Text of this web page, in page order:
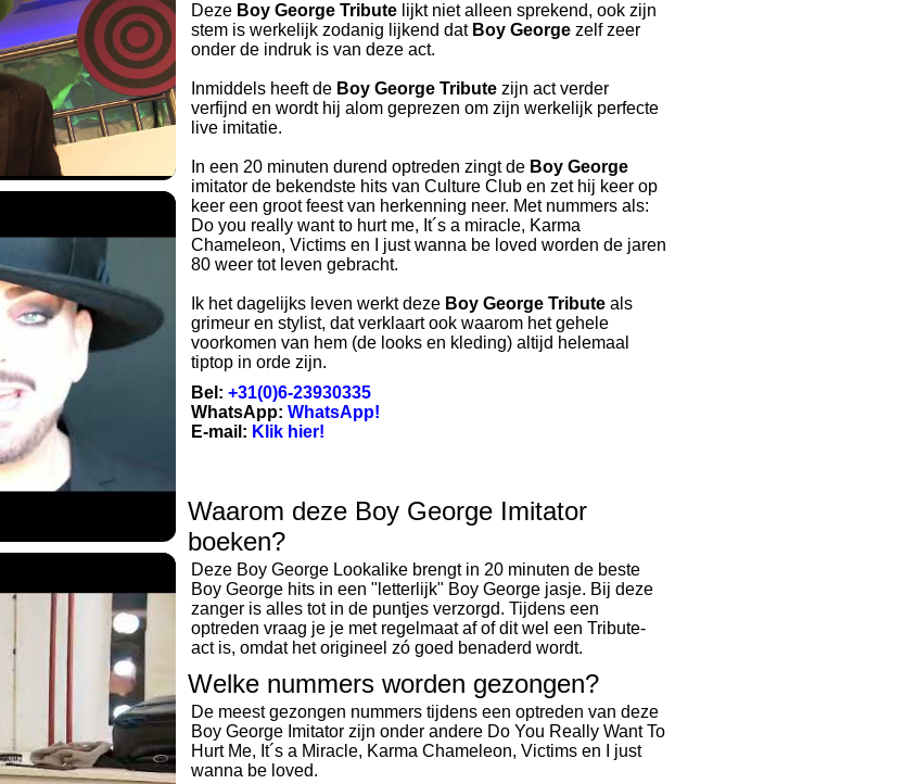
Deze Boy George Tribute lijkt niet alleen sprekend, ook zijn
stem is werkelijk zodanig lijkend dat Boy George zelf zeer
onder de indruk is van deze act.
Inmiddels heeft de Boy George Tribute zijn act verder
verfijnd en wordt hij alom geprezen om zijn werkelijk perfecte
live imitatie.
In een 20 minuten durend optreden zingt de Boy George
imitator de bekendste hits van Culture Club en zet hij keer op
keer een groot feest van herkenning neer. Met nummers als:
Do you really want to hurt me, It´s a miracle, Karma
Chameleon, Victims en I just wanna be loved worden de jaren
80 weer tot leven gebracht.
Ik het dagelijks leven werkt deze Boy George Tribute als
grimeur en stylist, dat verklaart ook waarom het gehele
voorkomen van hem (de looks en kleding) altijd helemaal
tiptop in orde zijn.
Bel: +31(0)6-23930335
WhatsApp: WhatsApp!
E-mail: Klik hier!
Waarom deze Boy George Imitator
boeken?
Deze Boy George Lookalike brengt in 20 minuten de beste
Boy George hits in een "letterlijk" Boy George jasje. Bij deze
zanger is alles tot in de puntjes verzorgd. Tijdens een
optreden vraag je je met regelmaat af of dit wel een Tribute-
act is, omdat het origineel zó goed benaderd wordt.
Welke nummers worden gezongen?
De meest gezongen nummers tijdens een optreden van deze
Boy George Imitator zijn onder andere Do You Really Want To
Hurt Me, It´s a Miracle, Karma Chameleon, Victims en I just
wanna be loved.